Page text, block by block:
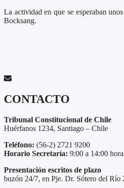
La actividad en que se esperaban
Bocksang.
CONTACTO
Tribunal Constitucional de Chile
Huérfanos 1234, Santiago – Chile
Teléfono: (56-2) 2721 9200
Horario Secretaría: 9:00 a 14:00
Presentación escritos de plazo
buzón 24/7, en Pje. Dr. Sótero del Río